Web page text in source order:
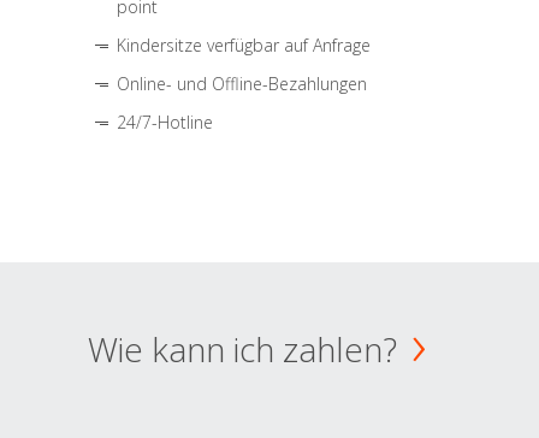
point
Kindersitze verfügbar auf Anfrage
Online- und Offline-Bezahlungen
24/7-Hotline
Wie kann ich zahlen?